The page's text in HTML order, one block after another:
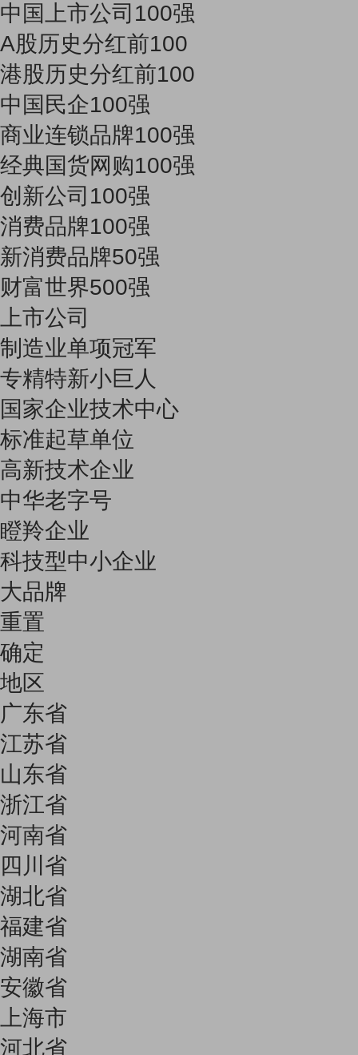
中国上市公司100强
A股历史分红前100
港股历史分红前100
中国民企100强
商业连锁品牌100强
经典国货网购100强
创新公司100强
消费品牌100强
新消费品牌50强
财富世界500强
上市公司
制造业单项冠军
专精特新小巨人
国家企业技术中心
标准起草单位
高新技术企业
中华老字号
瞪羚企业
科技型中小企业
大品牌
重置
确定
地区
广东省
江苏省
山东省
浙江省
河南省
四川省
湖北省
福建省
湖南省
安徽省
上海市
河北省